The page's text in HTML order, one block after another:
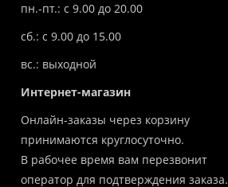
пн.-пт.: с 9.00 до 20.00
сб.: с 9.00 до 15.00
вс.: выходной
Интернет-магазин
Онлайн-заказы через корзину
принимаются круглосуточно.
В рабочее время вам перезвонит
оператор для подтверждения заказа.